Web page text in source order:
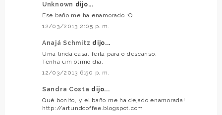
Unknown dijo...
Ese baño me ha enamorado :O
12/03/2013 2:05 p. m.
Anajá Schmitz dijo...
Uma linda casa, feita para o descanso.
Tenha um ótimo dia.
12/03/2013 6:50 p. m.
Sandra Costa dijo...
Qué bonito, y el baño me ha dejado enamorada!
http://artundcoffee.blogspot.com